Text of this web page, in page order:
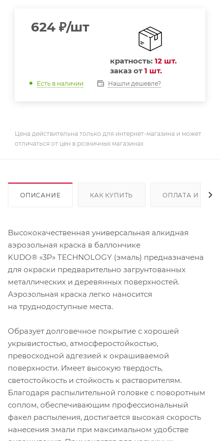
624 ₽/шт
кратность: 12 шт.
заказ от 1 шт.
Есть в наличии Нашли дешевле?
Цена действительна только для интернет-магазина и может
отличаться от цен в розничных магазинах
ОПИСАНИЕ КАК КУПИТЬ ОПЛАТА И
Высококачественная универсальная алкидная
аэрозольная краска в баллончике
KUDO® «3P» TECHNOLOGY (эмаль) предназначена
для окраски предварительно загрунтованных
металлических и деревянных поверхностей.
Аэрозольная краска легко наносится
на труднодоступные места.
Образует долговечное покрытие с хорошей
укрывистостью, атмосферостойкостью,
превосходной адгезией к окрашиваемой
поверхности. Имеет высокую твердость,
светостойкость и стойкость к растворителям.
Благодаря распылительной головке с поворотным
соплом, обеспечивающим профессиональный
факел распыления, достигается высокая скорость
нанесения эмали при максимальном удобстве